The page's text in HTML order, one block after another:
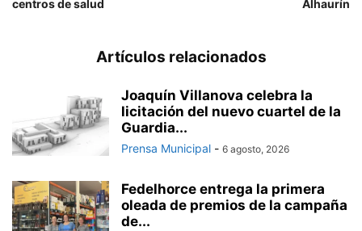
centros de salud
Alhaurín
Artículos relacionados
Joaquín Villanova celebra la
licitación del nuevo cuartel de la
Guardia...
Prensa Municipal - 6 agosto, 2026
Fedelhorce entrega la primera
oleada de premios de la campaña
de...